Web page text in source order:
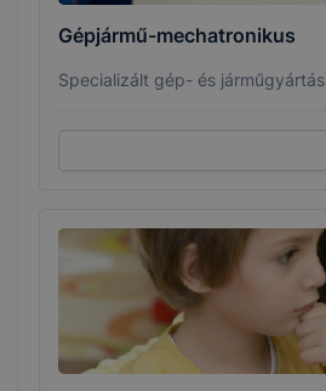
Gépjármű-mechatronikus
Specializált gép- és járműgyártás